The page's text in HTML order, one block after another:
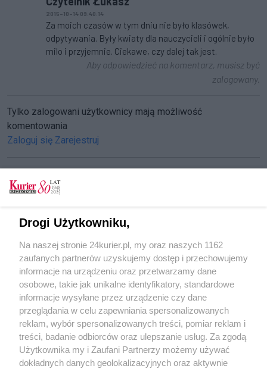
2015-10-14 09:40:14
Za moich czasów w tym dniu nie było klasówek,
odpytywania. Były kwiaty dla nauczycieli i ogólnie było
milo i przyjemnie. Ciekawe, czy dalej tak jest.
Aby odpowiedzieć na komentarz, musisz być
zalogowany.
Tylko zalogowani użytkownicy mają możliwość
komentowania
Zaloguj się Zarejestruj
W każdym dziecku jest potencjał
Niewybuch w szkole
Jubileusz najstarszej szkoły
POGODA
13℃
Zobacz prognozę na 3 dni
Drogi Użytkowniku,
Na naszej stronie 24kurier.pl, my oraz naszych 1162
zaufanych partnerów uzyskujemy dostęp i przechowujemy
informacje na urządzeniu oraz przetwarzamy dane
osobowe, takie jak unikalne identyfikatory, standardowe
informacje wysyłane przez urządzenie czy dane
przeglądania w celu zapewniania spersonalizowanych
reklam, wybór spersonalizowanych treści, pomiar reklam i
treści, badanie odbiorców oraz ulepszanie usług. Za zgodą
Użytkownika my i Zaufani Partnerzy możemy używać
dokładnych danych geolokalizacyjnych oraz aktywnie